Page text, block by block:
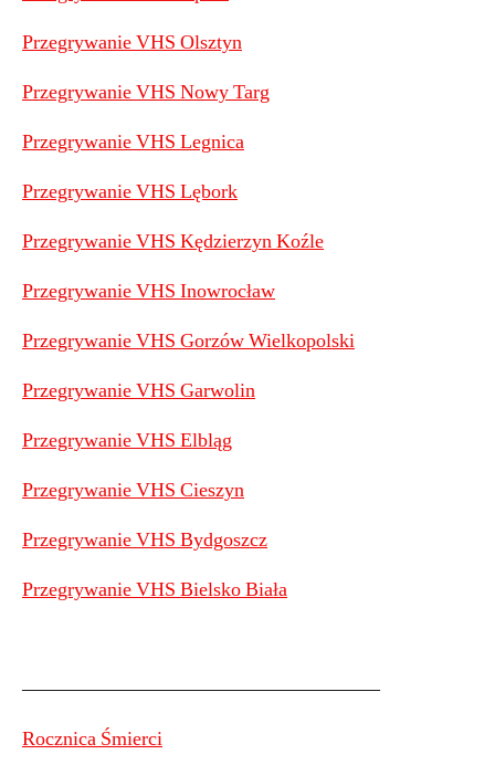
Przegrywanie VHS Olsztyn
Przegrywanie VHS Nowy Targ
Przegrywanie VHS Legnica
Przegrywanie VHS Lębork
Przegrywanie VHS Kędzierzyn Koźle
Przegrywanie VHS Inowrocław
Przegrywanie VHS Gorzów Wielkopolski
Przegrywanie VHS Garwolin
Przegrywanie VHS Elbląg
Przegrywanie VHS Cieszyn
Przegrywanie VHS Bydgoszcz
Przegrywanie VHS Bielsko Biała
——————————————————
Rocznica Śmierci